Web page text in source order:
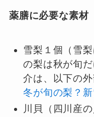
薬膳に必要な素材
雪梨１個（雪
の梨は秋が旬
介は、以下の
冬が旬の梨？
川貝（四川産